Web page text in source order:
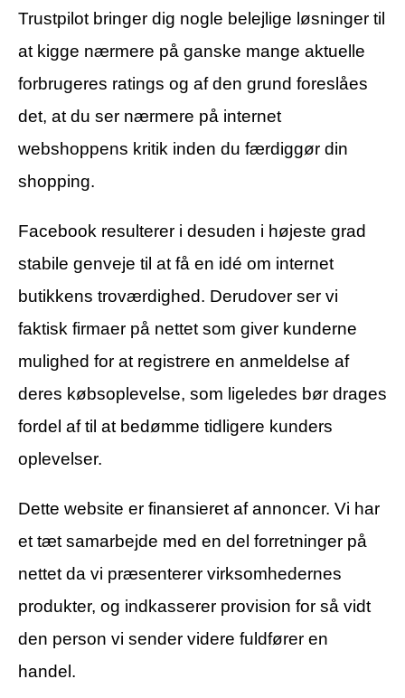
Trustpilot bringer dig nogle belejlige løsninger til
at kigge nærmere på ganske mange aktuelle
forbrugeres ratings og af den grund foreslåes
det, at du ser nærmere på internet
webshoppens kritik inden du færdiggør din
shopping.
Facebook resulterer i desuden i højeste grad
stabile genveje til at få en idé om internet
butikkens troværdighed. Derudover ser vi
faktisk firmaer på nettet som giver kunderne
mulighed for at registrere en anmeldelse af
deres købsoplevelse, som ligeledes bør drages
fordel af til at bedømme tidligere kunders
oplevelser.
Dette website er finansieret af annoncer. Vi har
et tæt samarbejde med en del forretninger på
nettet da vi præsenterer virksomhedernes
produkter, og indkasserer provision for så vidt
den person vi sender videre fuldfører en
handel.